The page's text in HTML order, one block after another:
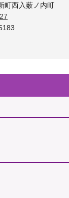
町西入薮ノ内町